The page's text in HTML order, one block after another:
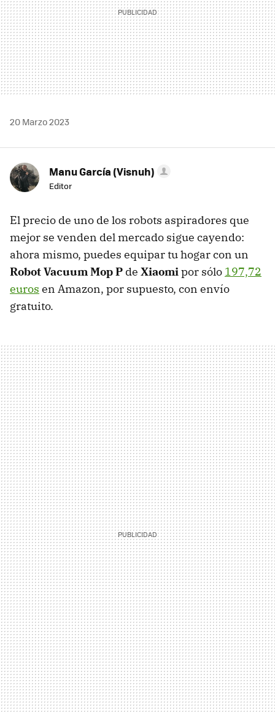
20 Marzo 2023
Manu García (Visnuh)
Editor
El precio de uno de los robots aspiradores que
mejor se venden del mercado sigue cayendo:
ahora mismo, puedes equipar tu hogar con un
Robot Vacuum Mop P de Xiaomipor sólo 197,72
euros en Amazon, por supuesto, con envío
gratuito.